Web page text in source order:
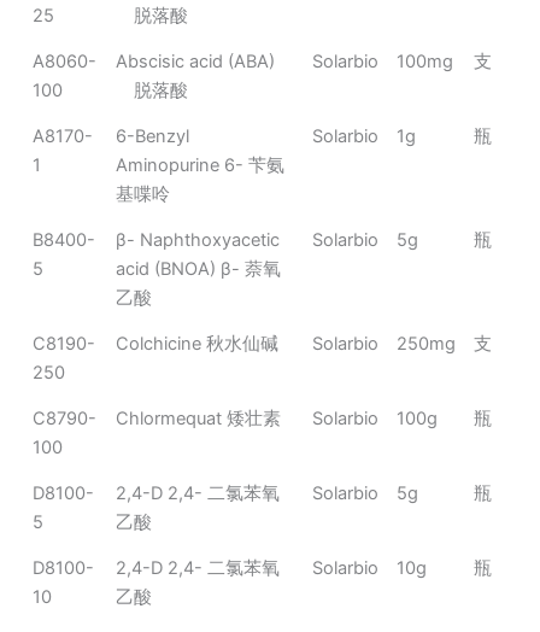
25
脱落酸
A8060-
100
Abscisic acid (ABA)
脱落酸
Solarbio 100mg 支
A8170-
1
6-Benzyl
Aminopurine 6- 苄氨
基喋呤
Solarbio 1g 瓶
B8400-
5
β- Naphthoxyacetic
acid (BNOA) β- 萘氧
乙酸
Solarbio 5g 瓶
C8190-
250
Colchicine 秋水仙碱 Solarbio 250mg 支
C8790-
100
Chlormequat 矮壮素 Solarbio 100g 瓶
D8100-
5
2,4-D 2,4- 二氯苯氧
乙酸
Solarbio 5g 瓶
D8100-
10
2,4-D 2,4- 二氯苯氧
乙酸
Solarbio 10g 瓶